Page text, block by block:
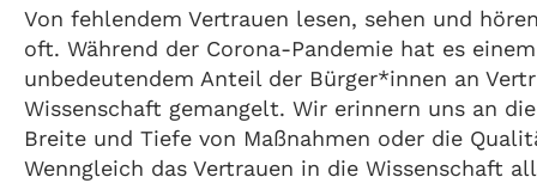
Von fehlendem Vertrauen lesen, sehen und
oft. Während der Corona-Pandemie hat es
unbedeutendem Anteil der Bürger*innen an
Wissenschaft gemangelt. Wir erinnern uns an
Breite und Tiefe von Maßnahmen oder die
Wenngleich das Vertrauen in die Wissenschaft